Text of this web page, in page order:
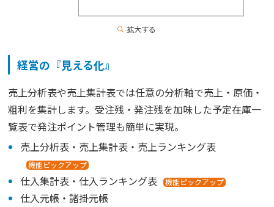
拡大する
経営の『見える化』
売上分析表や売上集計表では任意の分析軸で売上・原価・
粗利を集計します。受注残・発注残を加味した予定在庫一
覧表で発注ポイント管理も簡単に実現。
売上分析表・売上集計表・売上ランキング表
機能ピックアップ
仕入集計表・仕入ランキング表 機能ピックアップ
仕入元帳・諸掛元帳